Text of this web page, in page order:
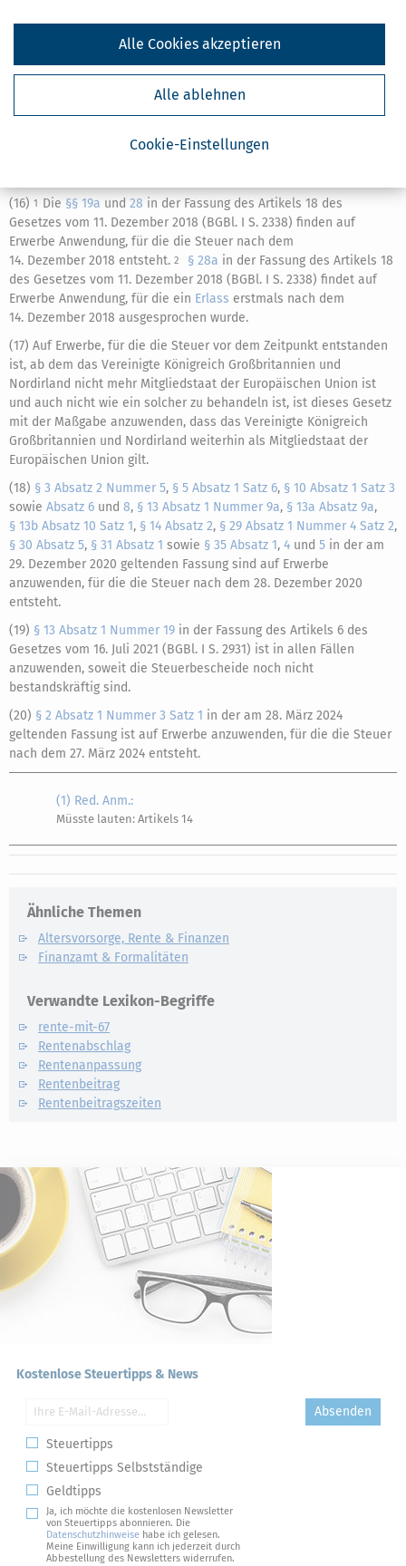
Cookie-Einstellungen
Alle ablehnen
Alle Cookies akzeptieren
§ 16 Absatz 1 und2in der am 25. Juni 2017 geltenden
Fassung sind auf Erwerbe anzuwenden, für die die Steuer nach
dem 24. Juni 2017 entsteht.
(15)§ 13 Absatz 1 Nummer 18 Buchstabe ain der Fassung des
Artikels 6 des Gesetzes vom 18. Juli 2017 (BGBl. I S. 2730) ist auf
Erwerbe anzuwenden, für die die Steuer nach dem 29. Juli 2017
(16) 1 Die §§ 19a und 28 in der Fassung des Artikels 18 des
Gesetzes vom 11. Dezember 2018 (BGBl. I S. 2338) finden auf
Erwerbe Anwendung, für die die Steuer nach dem
14. Dezember 2018 entsteht. 2 § 28a in der Fassung des Artikels 18
des Gesetzes vom 11. Dezember 2018 (BGBl. I S. 2338) findet auf
Erwerbe Anwendung, für die ein Erlass erstmals nach dem
14. Dezember 2018 ausgesprochen wurde.
(17) Auf Erwerbe, für die die Steuer vor dem Zeitpunkt entstanden
ist, ab dem das Vereinigte Königreich Großbritannien und
Nordirland nicht mehr Mitgliedstaat der Europäischen Union ist
und auch nicht wie ein solcher zu behandeln ist, ist dieses Gesetz
mit der Maßgabe anzuwenden, dass das Vereinigte Königreich
Großbritannien und Nordirland weiterhin als Mitgliedstaat der
Europäischen Union gilt.
(18) § 3 Absatz 2 Nummer 5, § 5 Absatz 1 Satz 6, § 10 Absatz 1 Satz 3
sowie Absatz 6 und 8, § 13 Absatz 1 Nummer 9a, § 13a Absatz 9a,
§ 13b Absatz 10 Satz 1, § 14 Absatz 2, § 29 Absatz 1 Nummer 4 Satz 2,
§ 30 Absatz 5, § 31 Absatz 1 sowie § 35 Absatz 1, 4 und 5 in der am
29. Dezember 2020 geltenden Fassung sind auf Erwerbe
anzuwenden, für die die Steuer nach dem 28. Dezember 2020
entsteht.
(19) § 13 Absatz 1 Nummer 19 in der Fassung des Artikels 6 des
Gesetzes vom 16. Juli 2021 (BGBl. I S. 2931) ist in allen Fällen
anzuwenden, soweit die Steuerbescheide noch nicht
bestandskräftig sind.
(20) § 2 Absatz 1 Nummer 3 Satz 1 in der am 28. März 2024
geltenden Fassung ist auf Erwerbe anzuwenden, für die die Steuer
nach dem 27. März 2024 entsteht.
(1) Red. Anm.:
Müsste lauten: Artikels 14
Ähnliche Themen
Altersvorsorge, Rente & Finanzen
Finanzamt & Formalitäten
Verwandte Lexikon-Begriffe
rente-mit-67
Rentenabschlag
Rentenanpassung
Rentenbeitrag
Rentenbeitragszeiten
Kostenlose Steuertipps & News
Absenden
Steuertipps
Steuertipps Selbstständige
Geldtipps
Ja, ich möchte die kostenlosen Newsletter
von Steuertipps abonnieren. Die
Datenschutzhinweise habe ich gelesen.
Meine Einwilligung kann ich jederzeit durch
Abbestellung des Newsletters widerrufen.